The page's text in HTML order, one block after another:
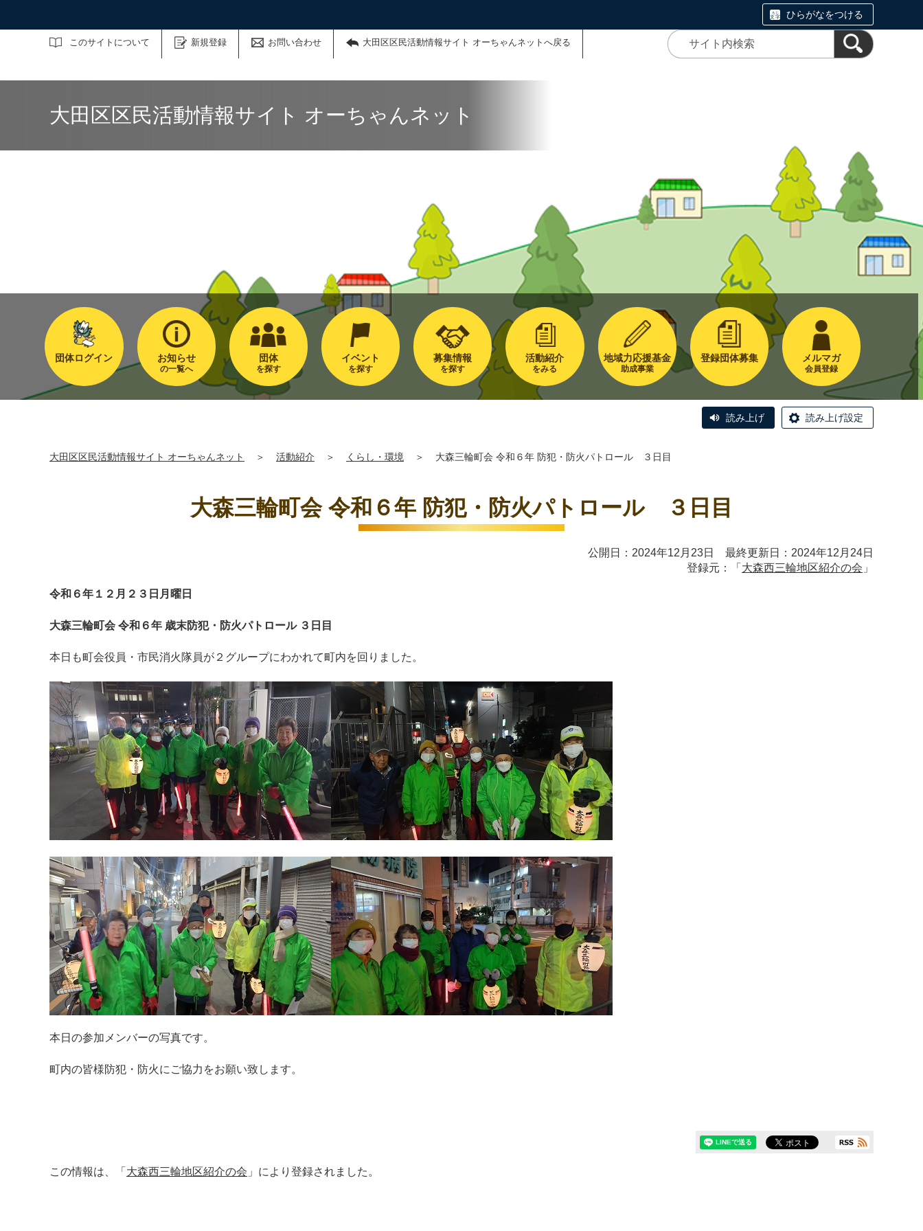
ひらがなをつける
このサイトについて 新規登録 お問い合わせ 大田区区民活動情報サイト オーちゃんネットへ戻る
サイト内検索
大田区区民活動情報サイト オーちゃんネット
団体ログイン お知らせ
の一覧へ
団体
を探す
イベント
を探す
募集情報
を探す
活動紹介
をみる
地域力応援基金
助成事業
登録団体募集 メルマガ
会員登録
読み上げ 読み上げ設定
大田区区民活動情報サイト オーちゃんネット ＞ 活動紹介 ＞ くらし・環境 ＞ 大森三輪町会 令和６年 防犯・防火パトロール ３日目
大森三輪町会 令和６年 防犯・防火パトロール ３日目
公開日：2024年12月23日 最終更新日：2024年12月24日
登録元：「 大森西三輪地区紹介の会 」
令和６年１２月２３日月曜日
大森三輪町会 令和６年 歳末防犯・防火パトロール ３日目
本日も町会役員・市民消火隊員が２グループにわかれて町内を回りました。
本日の参加メンバーの写真です。
町内の皆様防犯・防火にご協力をお願い致します。
この情報は、「 大森西三輪地区紹介の会 」により登録されました。